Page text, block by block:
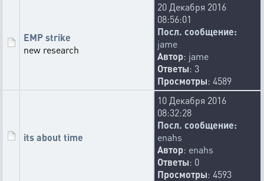
EMP strike
new research
20 Декабря 2016
08:56:01
Посл. сообщение:
jame
Автор: jame
Ответы: 3
Просмотры: 4589
its about time
10 Декабря 2016
08:32:28
Посл. сообщение:
enahs
Автор: enahs
Ответы: 0
Просмотры: 4593